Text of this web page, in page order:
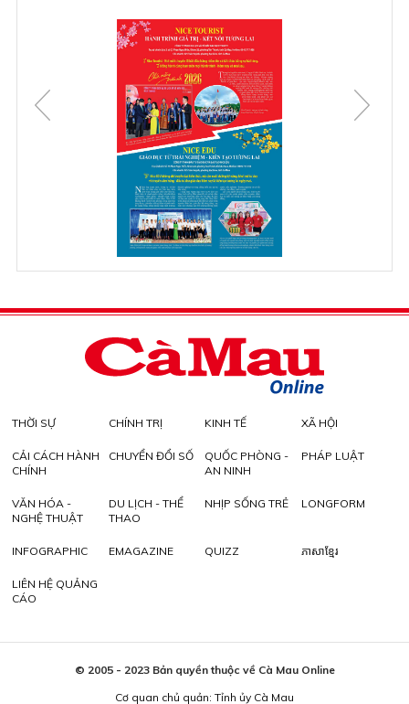
THỜI SỰ CHÍNH TRỊ KINH TẾ XÃ HỘI
CẢI CÁCH HÀNH
CHÍNH
CHUYỂN ĐỔI SỐ
QUỐC PHÒNG -
AN NINH
PHÁP LUẬT
VĂN HÓA -
NGHỆ THUẬT
DU LỊCH - THỂ
THAO
NHỊP SỐNG TRẺ LONGFORM
INFOGRAPHIC EMAGAZINE QUIZZ ភាសាខ្មែរ
LIÊN HỆ QUẢNG
CÁO
© 2005 - 2023 Bản quyền thuộc về Cà Mau Online
Cơ quan chủ quản: Tỉnh ủy Cà Mau